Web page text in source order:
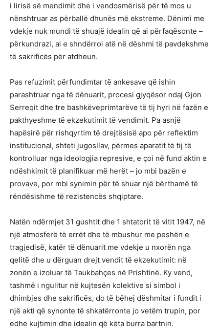
i lirisë së mendimit dhe i vendosmërisë për të mos u
nënshtruar as përballë dhunës më ekstreme. Dënimi me
vdekje nuk mundi të shuajë idealin që ai përfaqësonte –
përkundrazi, ai e shndërroi atë në dëshmi të pavdekshme
të sakrificës për atdheun.
Pas refuzimit përfundimtar të ankesave që ishin
parashtruar nga të dënuarit, procesi gjyqësor ndaj Gjon
Serreqit dhe tre bashkëveprimtarëve të tij hyri në fazën e
pakthyeshme të ekzekutimit të vendimit. Pa asnjë
hapësirë për rishqyrtim të drejtësisë apo për reflektim
institucional, shteti jugosllav, përmes aparatit të tij të
kontrolluar nga ideologjia represive, e çoi në fund aktin e
ndëshkimit të planifikuar më herët – jo mbi bazën e
provave, por mbi synimin për të shuar një bërthamë të
rëndësishme të rezistencës shqiptare.
Natën ndërmjet 31 gushtit dhe 1 shtatorit të vitit 1947, në
një atmosferë të errët dhe të mbushur me peshën e
tragjedisë, katër të dënuarit me vdekje u nxorën nga
qelitë dhe u dërguan drejt vendit të ekzekutimit: në
zonën e izoluar të Taukbahçes në Prishtinë. Ky vend,
tashmë i ngulitur në kujtesën kolektive si simbol i
dhimbjes dhe sakrificës, do të bëhej dëshmitar i fundit i
një akti që synonte të shkatërronte jo vetëm trupin, por
edhe kujtimin dhe idealin që këta burra bartnin.